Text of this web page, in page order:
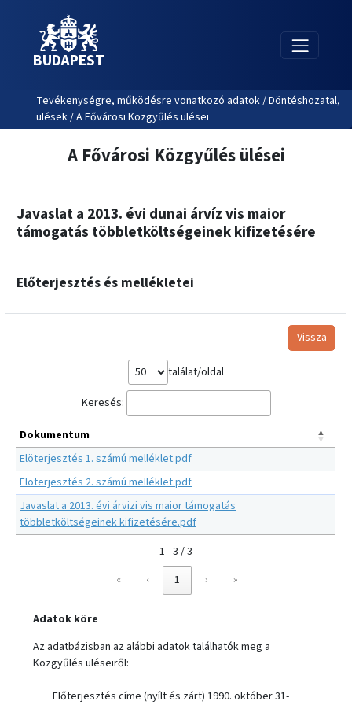
BUDAPEST
Tevékenységre, működésre vonatkozó adatok / Döntéshozatal,
ülések / A Fővárosi Közgyűlés ülései
A Fővárosi Közgyűlés ülései
Javaslat a 2013. évi dunai árvíz vis maior
támogatás többletköltségeinek kifizetésére
Előterjesztés és mellékletei
Vissza
találat/oldal
Keresés:
Dokumentum
Elöterjesztés 1. számú melléklet.pdf
Elöterjesztés 2. számú melléklet.pdf
Javaslat a 2013. évi árvizi vis maior támogatás
többletköltségeinek kifizetésére.pdf
1 - 3 / 3
«
‹ 1 › »
Adatok köre
Az adatbázisban az alábbi adatok találhatók meg a
Közgyűlés üléseiről:
Előterjesztés címe (nyílt és zárt) 1990. október 31-